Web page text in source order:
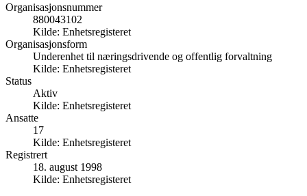
Organisasjonsnummer
880043102
Kilde: Enhetsregisteret
Organisasjonsform
Underenhet til næringsdrivende og offentlig forvaltning
Kilde: Enhetsregisteret
Status
Aktiv
Kilde: Enhetsregisteret
Ansatte
17
Kilde: Enhetsregisteret
Registrert
18. august 1998
Kilde: Enhetsregisteret